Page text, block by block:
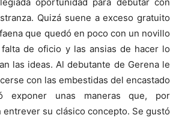
oportunidad para debutar con
Quizá suene a exceso gratuito
que quedó en poco con un novillo
de oficio y las ansias de hacer lo
las ideas. Al debutante de Gerena le
con las embestidas del encastado
exponer unas maneras que, por
entrever su clásico concepto. Se gustó